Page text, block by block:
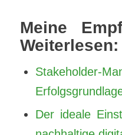
Meine
Weiterlesen:
Der ideale